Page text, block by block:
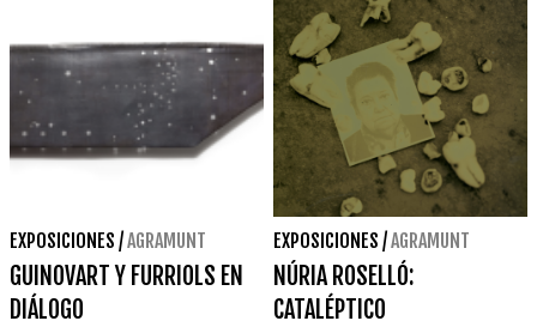
EXPOSICIONES /AGRAMUNT
GUINOVART Y FURRIOLS EN
DIÁLOGO
EXPOSICIONES /AGRAMUNT
NÚRIA ROSELLÓ:
CATALÉPTICO